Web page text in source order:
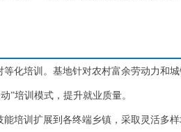
化培训。基地针对农村富余劳动力和
”培训模式，提升就业质量。
培训扩展到各终端乡镇，采取灵活多